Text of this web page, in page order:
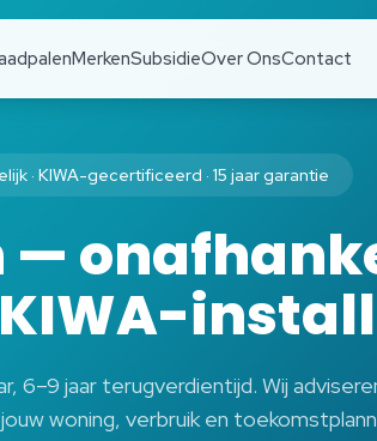
MerkenSubsidieOver OnsContact
· KIWA-gecertificeerd · 15 jaar garantie
6–9 jaar terugverdientijd. Wij
woning, verbruik en